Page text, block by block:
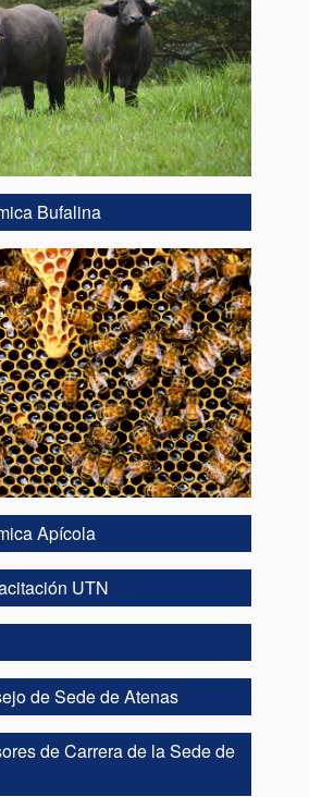
Bufalina
Apícola
UTN
de Sede de Atenas
de Carrera de la Sede de